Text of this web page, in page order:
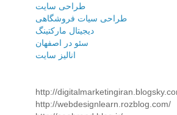
طراحی سایت
طراحی سیات فروشگاهی
دیجیتال مارکتینگ
سئو در اصفهان
انالیز سایت
http://
http://webdesignlearn.rozblog.com/